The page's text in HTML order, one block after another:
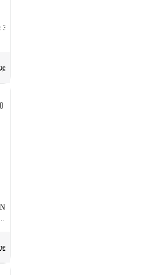
регулировкой
c 3D - регулировкой